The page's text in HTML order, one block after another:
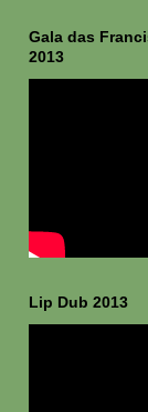
Gala das
2013
Lip Dub 2013